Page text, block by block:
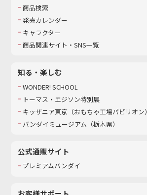
商品検索
発売カレンダー
キャラクター
商品関連サイト・SNS一覧
知る・楽しむ
WONDER! SCHOOL
トーマス・エジソン特別展
キッザニア東京（おもちゃ工場パビリオン）​
バンダイミュージアム（栃木県）
公式通販サイト
プレミアムバンダイ